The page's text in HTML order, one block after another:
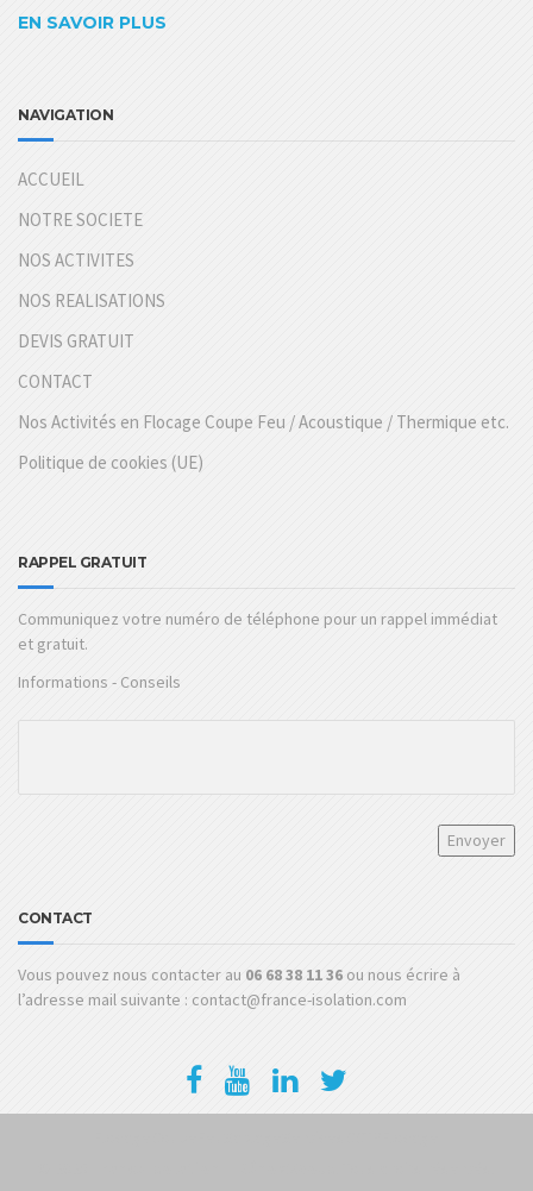
EN SAVOIR PLUS
NAVIGATION
ACCUEIL
NOTRE SOCIETE
NOS ACTIVITES
NOS REALISATIONS
DEVIS GRATUIT
CONTACT
Nos Activités en Flocage Coupe Feu / Acoustique / Thermique etc.
Politique de cookies (UE)
RAPPEL GRATUIT
Communiquez votre numéro de téléphone pour un rappel immédiat
et gratuit.
Informations - Conseils
CONTACT
Vous pouvez nous contacter au 06 68 38 11 36 ou nous écrire à
l’adresse mail suivante : contact@france-isolation.com